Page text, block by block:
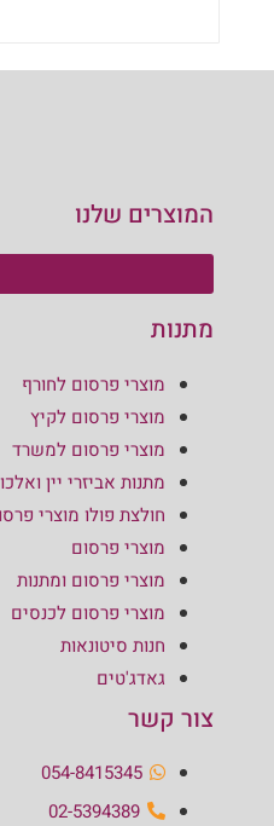
המוצרים שלנו
מתנות
מוצרי פרסום לחורף
מוצרי פרסום לקיץ
מוצרי פרסום למשרד
מתנות אביזרי יין
חולצת פולו מוצרי פרסום
מוצרי פרסום
מוצרי פרסום ומתנות
מוצרי פרסום לכנסים
חנות סיטונאות
גאדג'טים
צור קשר
054-8415345
02-5394389